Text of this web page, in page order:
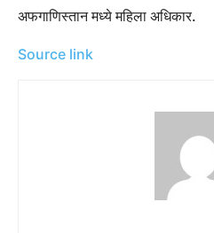
अफगाणिस्तान मध्ये महिला अधिकार.
Source link